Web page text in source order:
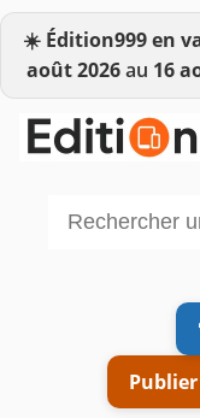
☀️ Édition999 en
août 2026au 16